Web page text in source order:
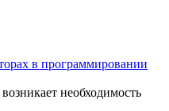
в программировании
необходимость